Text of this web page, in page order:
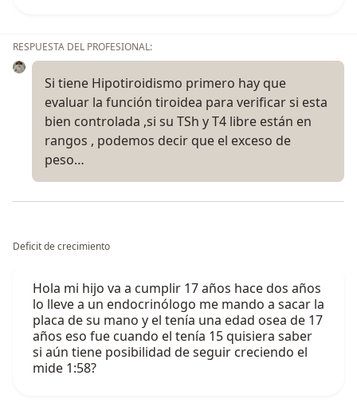
RESPUESTA DEL PROFESIONAL:
Si tiene Hipotiroidismo primero hay que
evaluar la función tiroidea para verificar si esta
bien controlada ,si su TSh y T4 libre están en
rangos , podemos decir que el exceso de
peso…
Deficit de crecimiento
Hola mi hijo va a cumplir 17 años hace dos años
lo lleve a un endocrinólogo me mando a sacar la
placa de su mano y el tenía una edad osea de 17
años eso fue cuando el tenía 15 quisiera saber
si aún tiene posibilidad de seguir creciendo el
mide 1:58?